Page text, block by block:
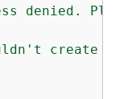
denied.
create